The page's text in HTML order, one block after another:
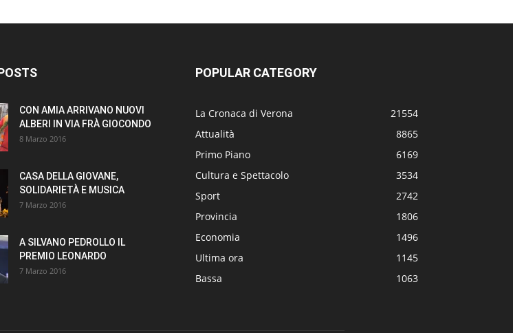
CON AMIA ARRIVANO NUOVI
ALBERI IN VIA FRÀ GIOCONDO
8 Marzo 2016
CASA DELLA GIOVANE,
SOLIDARIETÀ E MUSICA
7 Marzo 2016
A SILVANO PEDROLLO IL
PREMIO LEONARDO
7 Marzo 2016
POPULAR CATEGORY
La Cronaca di Verona
21554
Attualità
8865
Primo Piano
6169
Cultura e Spettacolo
3534
Sport
2742
Provincia
1806
Economia
1496
Ultima ora
1145
Bassa
1063